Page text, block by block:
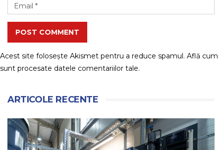
POST COMMENT
Acest site folosește Akismet pentru a reduce spamul. Află cum
sunt procesate datele comentariilor tale.
ARTICOLE RECENTE